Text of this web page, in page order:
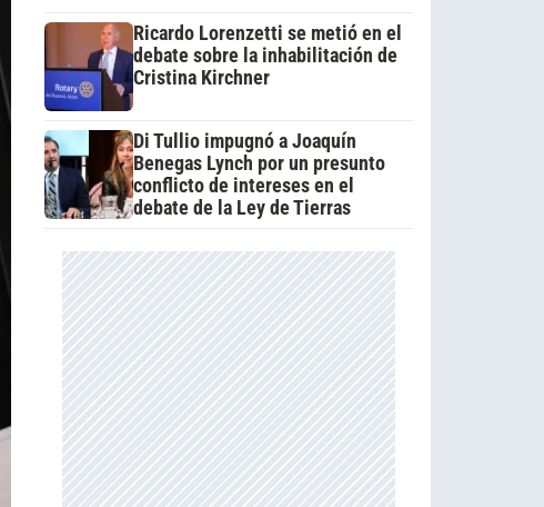
Ricardo Lorenzetti se metió en el
debate sobre la inhabilitación de
Cristina Kirchner
Di Tullio impugnó a Joaquín
Benegas Lynch por un presunto
conflicto de intereses en el
debate de la Ley de Tierras